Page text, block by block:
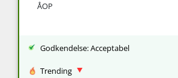
ÅOP
Godkendelse: Acceptabel
Trending